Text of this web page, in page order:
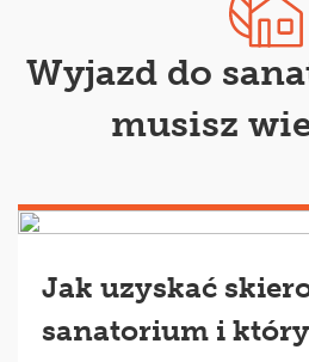
Wyjazd do
musisz
Jak uzyskać
sanatorium i